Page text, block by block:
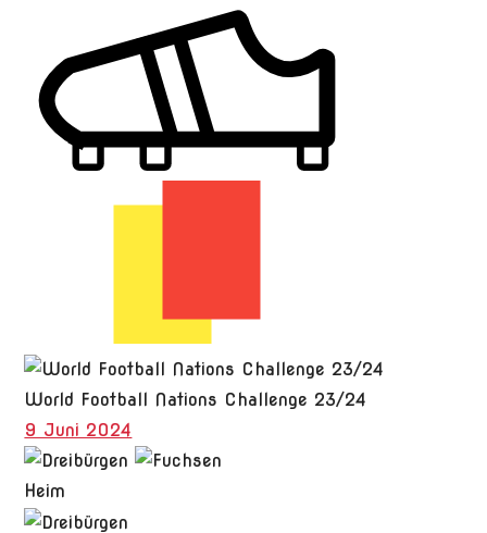
World Football Nations Challenge 23/24
9 Juni 2024
Heim